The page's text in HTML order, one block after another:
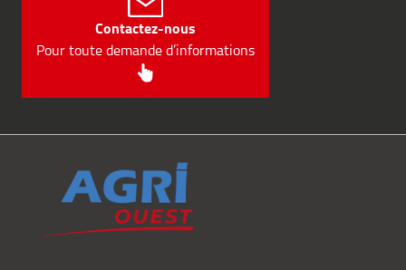
Contactez-nous
Pour toute demande d’informations